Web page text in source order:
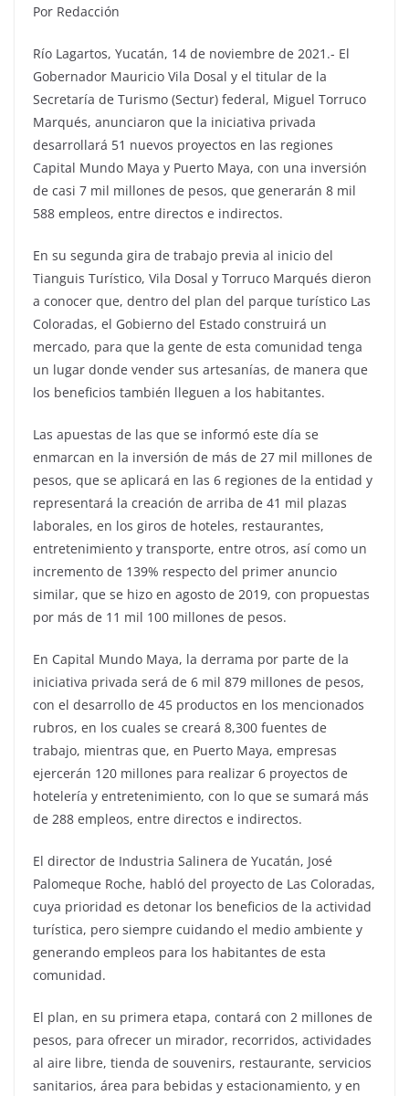
Por Redacción
Río Lagartos, Yucatán, 14 de noviembre de 2021.- El
Gobernador Mauricio Vila Dosal y el titular de la
Secretaría de Turismo (Sectur) federal, Miguel Torruco
Marqués, anunciaron que la iniciativa privada
desarrollará 51 nuevos proyectos en las regiones
Capital Mundo Maya y Puerto Maya, con una inversión
de casi 7 mil millones de pesos, que generarán 8 mil
588 empleos, entre directos e indirectos.
En su segunda gira de trabajo previa al inicio del
Tianguis Turístico, Vila Dosal y Torruco Marqués dieron
a conocer que, dentro del plan del parque turístico Las
Coloradas, el Gobierno del Estado construirá un
mercado, para que la gente de esta comunidad tenga
un lugar donde vender sus artesanías, de manera que
los beneficios también lleguen a los habitantes.
Las apuestas de las que se informó este día se
enmarcan en la inversión de más de 27 mil millones de
pesos, que se aplicará en las 6 regiones de la entidad y
representará la creación de arriba de 41 mil plazas
laborales, en los giros de hoteles, restaurantes,
entretenimiento y transporte, entre otros, así como un
incremento de 139% respecto del primer anuncio
similar, que se hizo en agosto de 2019, con propuestas
por más de 11 mil 100 millones de pesos.
En Capital Mundo Maya, la derrama por parte de la
iniciativa privada será de 6 mil 879 millones de pesos,
con el desarrollo de 45 productos en los mencionados
rubros, en los cuales se creará 8,300 fuentes de
trabajo, mientras que, en Puerto Maya, empresas
ejercerán 120 millones para realizar 6 proyectos de
hotelería y entretenimiento, con lo que se sumará más
de 288 empleos, entre directos e indirectos.
El director de Industria Salinera de Yucatán, José
Palomeque Roche, habló del proyecto de Las Coloradas,
cuya prioridad es detonar los beneficios de la actividad
turística, pero siempre cuidando el medio ambiente y
generando empleos para los habitantes de esta
comunidad.
El plan, en su primera etapa, contará con 2 millones de
pesos, para ofrecer un mirador, recorridos, actividades
al aire libre, tienda de souvenirs, restaurante, servicios
sanitarios, área para bebidas y estacionamiento, y en